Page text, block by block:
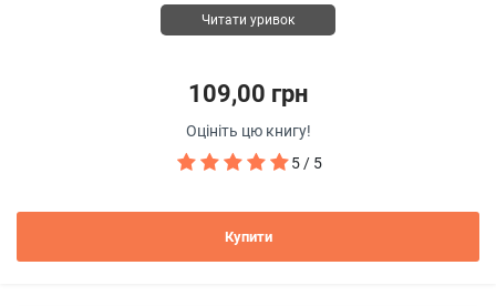
Читати уривок
109,00 грн
Оцініть цю книгу!
5 / 5
Купити